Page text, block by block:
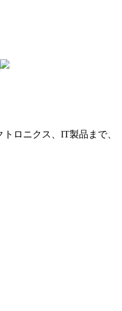
ロニクス、IT製品まで、